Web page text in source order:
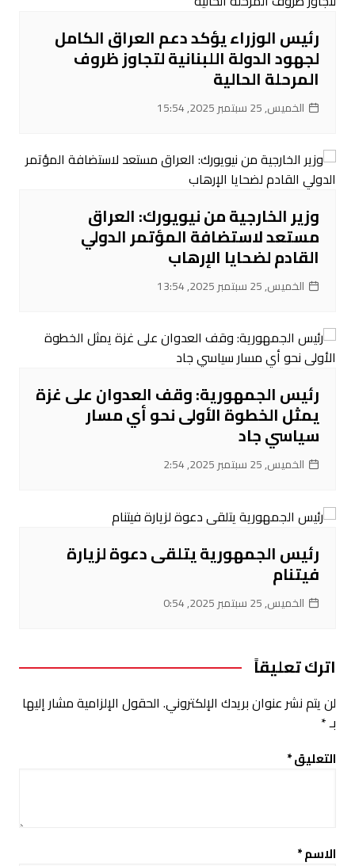
رئيس الوزراء يؤكد دعم العراق الكامل
لجهود الدولة اللبنانية لتجاوز ظروف
المرحلة الحالية
الخميس, 25 سبتمبر 2025, 15:54
وزير الخارجية من نيويورك: العراق
مستعد لاستضافة المؤتمر الدولي
القادم لضحايا الإرهاب
الخميس, 25 سبتمبر 2025, 13:54
رئيس الجمهورية: وقف العدوان على غزة
يمثل الخطوة الأولى نحو أي مسار
سياسي جاد
الخميس, 25 سبتمبر 2025, 2:54
رئيس الجمهورية يتلقى دعوة لزيارة
فيتنام
الخميس, 25 سبتمبر 2025, 0:54
اترك تعليقاً
لن يتم نشر عنوان بريدك الإلكتروني. الحقول الإلزامية مشار إليها
بـ*
التعليق*
الاسم*